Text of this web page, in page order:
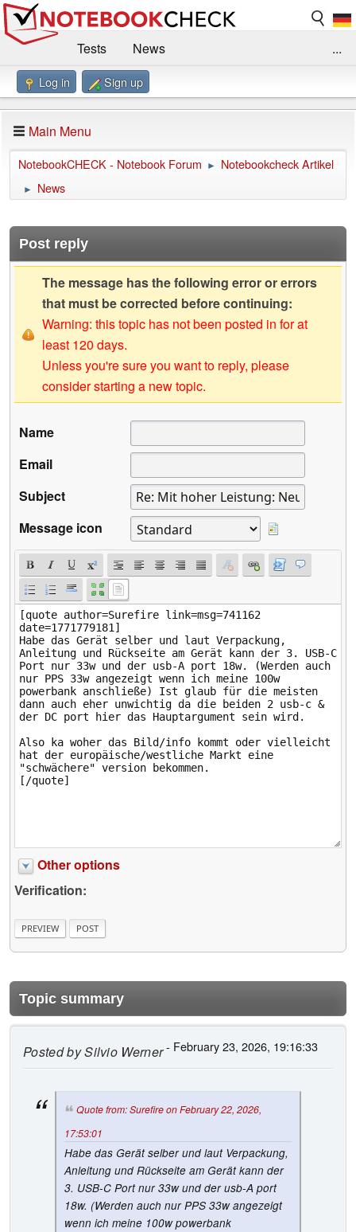
Tests
News
Benchmarks / Technik
Forum
Impressum
...
Log in Sign up
Main Menu
NotebookCHECK - Notebook Forum ► Notebookcheck Artikel
► News
Post reply
The message has the following error or errors
that must be corrected before continuing:
Warning: this topic has not been posted in for at
least 120 days.
Unless you're sure you want to reply, please
consider starting a new topic.
Name
Email
Subject
Message icon
Other options
Verification:
Topic summary
Posted bySilvio Werner- February 23, 2026, 19:16:33
Quote from: Surefire on February 22, 2026,
17:53:01
Habe das Gerät selber und laut Verpackung,
Anleitung und Rückseite am Gerät kann der
3. USB-C Port nur 33w und der usb-A port
18w. (Werden auch nur PPS 33w angezeigt
wenn ich meine 100w powerbank